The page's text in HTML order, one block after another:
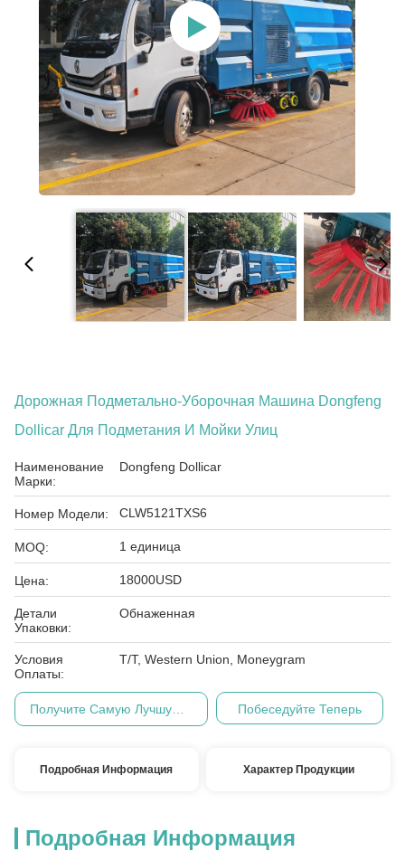
Дорожная Подметально-Уборочная Машина Dongfeng
Dollicar Для Подметания И Мойки Улиц
Наименование
Марки:
Dongfeng Dollicar
Номер Модели: CLW5121TXS6
MOQ: 1 единица
Цена: 18000USD
Детали
Упаковки:
Обнаженная
Условия
Оплаты:
T/T, Western Union, Moneygram
Побеседуйте Теперь
Подробная Информация Характер Продукции
Подробная Информация